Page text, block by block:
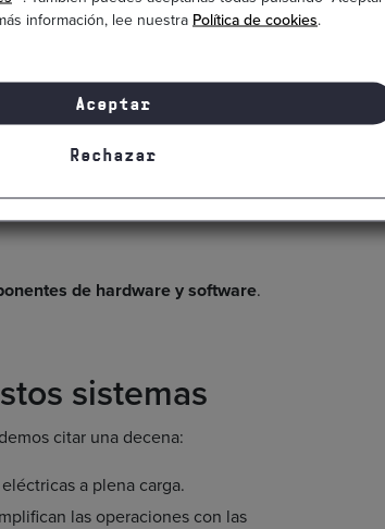
encarga de garantizar el suministro a
de hardware y software.
sistemas
citar una decena:
a plena carga.
las operaciones con las
información, lee nuestra Política de cookies.
Aceptar
Rechazar